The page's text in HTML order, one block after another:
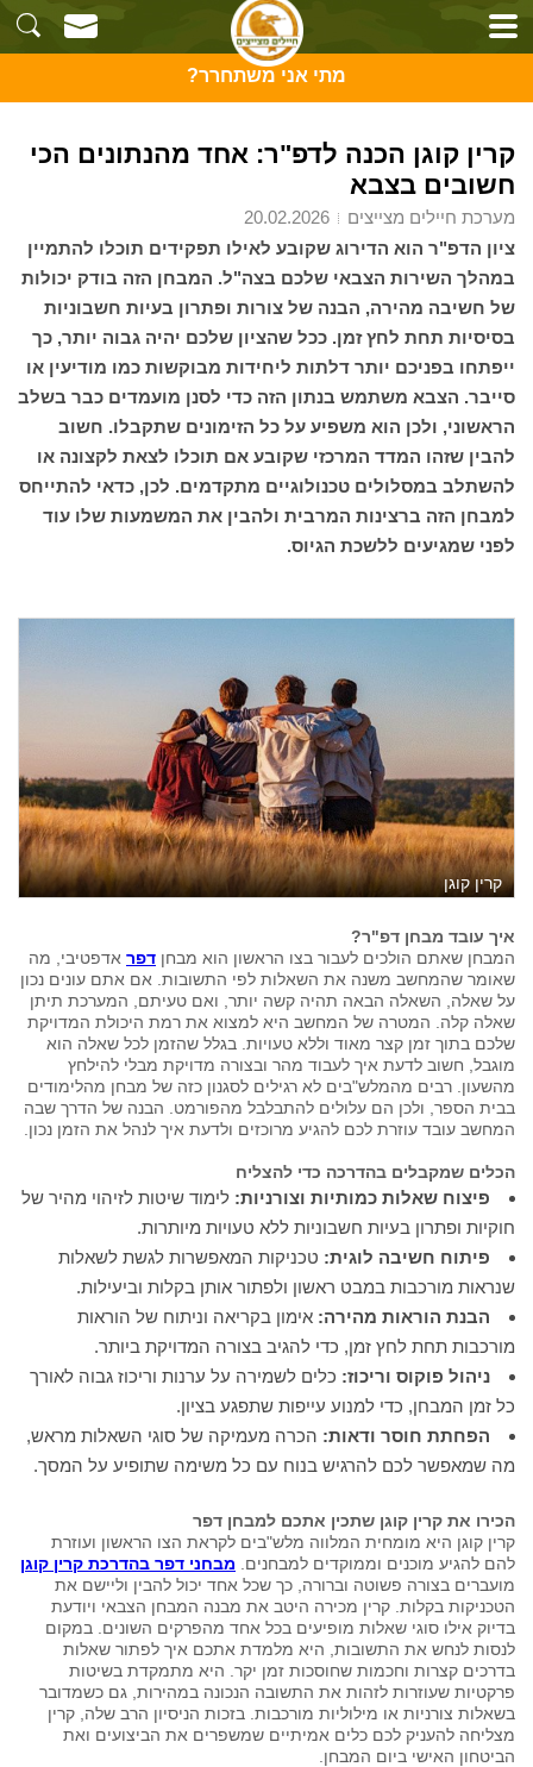
מתי אני משתחרר?
קרין קוגן הכנה לדפ"ר: אחד מהנתונים הכי
חשובים בצבא
מערכת חיילים מצייצים
ציון הדפ"ר הוא הדירוג שקובע לאילו תפקידים תוכלו להתמיין
במהלך השירות הצבאי שלכם בצה"ל. המבחן הזה בודק יכולות
של חשיבה מהירה, הבנה של צורות ופתרון בעיות חשבוניות
בסיסיות תחת לחץ זמן. ככל שהציון שלכם יהיה גבוה יותר, כך
ייפתחו בפניכם יותר דלתות ליחידות מבוקשות כמו מודיעין או
סייבר. הצבא משתמש בנתון הזה כדי לסנן מועמדים כבר בשלב
הראשוני, ולכן הוא משפיע על כל הזימונים שתקבלו. חשוב
להבין שזהו המדד המרכזי שקובע אם תוכלו לצאת לקצונה או
להשתלב במסלולים טכנולוגיים מתקדמים. לכן, כדאי להתייחס
למבחן הזה ברצינות המרבית ולהבין את המשמעות שלו עוד
לפני שמגיעים ללשכת הגיוס.
קרין קוגן
איך עובד מבחן דפ"ר?
המבחן שאתם הולכים לעבור בצו הראשון הוא מבחן דפר אדפטיבי, מה
שאומר שהמחשב משנה את השאלות לפי התשובות. אם אתם עונים נכון
על שאלה, השאלה הבאה תהיה קשה יותר, ואם טעיתם, המערכת תיתן
שאלה קלה. המטרה של המחשב היא למצוא את רמת היכולת המדויקת
שלכם בתוך זמן קצר מאוד וללא טעויות. בגלל שהזמן לכל שאלה הוא
מוגבל, חשוב לדעת איך לעבוד מהר ובצורה מדויקת מבלי להילחץ
מהשעון. רבים מהמלש"בים לא רגילים לסגנון כזה של מבחן מהלימודים
בבית הספר, ולכן הם עלולים להתבלבל מהפורמט. הבנה של הדרך שבה
המחשב עובד עוזרת לכם להגיע מרוכזים ולדעת איך לנהל את הזמן נכון.
הכלים שמקבלים בהדרכה כדי להצליח
פיצוח שאלות כמותיות וצורניות: לימוד שיטות לזיהוי מהיר של
חוקיות ופתרון בעיות חשבוניות ללא טעויות מיותרות.
פיתוח חשיבה לוגית: טכניקות המאפשרות לגשת לשאלות
שנראות מורכבות במבט ראשון ולפתור אותן בקלות וביעילות.
הבנת הוראות מהירה: אימון בקריאה וניתוח של הוראות
מורכבות תחת לחץ זמן, כדי להגיב בצורה המדויקת ביותר.
ניהול פוקוס וריכוז: כלים לשמירה על ערנות וריכוז גבוה לאורך
כל זמן המבחן, כדי למנוע עייפות שתפגע בציון.
הפחתת חוסר ודאות: הכרה מעמיקה של סוגי השאלות מראש,
מה שמאפשר לכם להרגיש בנוח עם כל משימה שתופיע על המסך.
הכירו את קרין קוגן שתכין אתכם למבחן דפר
קרין קוגן היא מומחית המלווה מלש"בים לקראת הצו הראשון ועוזרת
להם להגיע מוכנים וממוקדים למבחנים. מבחני דפר בהדרכת קרין קוגן
מועברים בצורה פשוטה וברורה, כך שכל אחד יכול להבין וליישם את
הטכניקות בקלות. קרין מכירה היטב את מבנה המבחן הצבאי ויודעת
בדיוק אילו סוגי שאלות מופיעים בכל אחד מהפרקים השונים. במקום
לנסות לנחש את התשובות, היא מלמדת אתכם איך לפתור שאלות
בדרכים קצרות וחכמות שחוסכות זמן יקר. היא מתמקדת בשיטות
פרקטיות שעוזרות לזהות את התשובה הנכונה במהירות, גם כשמדובר
בשאלות צורניות או מילוליות מורכבות. בזכות הניסיון הרב שלה, קרין
מצליחה להעניק לכם כלים אמיתיים שמשפרים את הביצועים ואת
הביטחון האישי ביום המבחן.